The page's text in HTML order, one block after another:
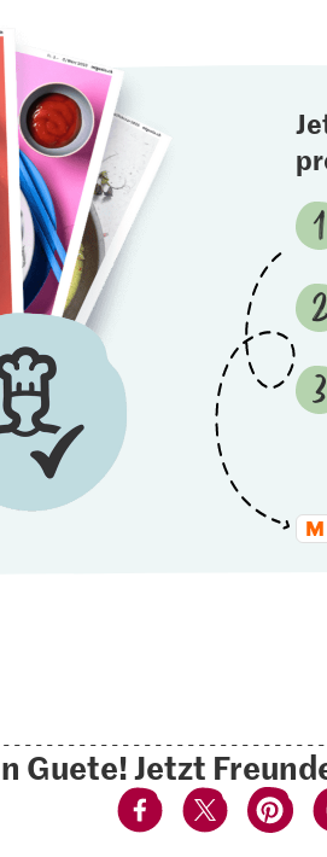
Guete! Jetzt